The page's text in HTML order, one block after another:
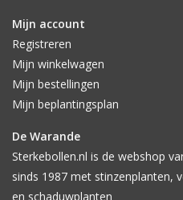
Mijn account
Registreren
Mijn winkelwagen
Mijn bestellingen
Mijn beplantingsplan
De Warande
Sterkebollen.nl is de webshop
sinds 1987 met stinzenplanten,
en schaduwplanten